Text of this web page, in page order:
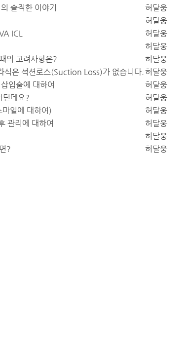
솔직한 이야기 허달웅
허달웅
ICL 허달웅
허달웅
의 고려사항은? 허달웅
식은 석션로스(Suction Loss)가 없습니다. 허달웅
입술에 대하여 허달웅
던데요? 허달웅
일에 대하여) 허달웅
관리에 대하여 허달웅
허달웅
? 허달웅